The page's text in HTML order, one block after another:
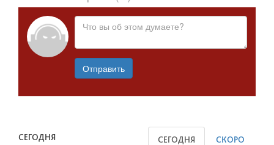
Отправить
СЕГОДНЯ СКОРО
СЕГОДНЯ